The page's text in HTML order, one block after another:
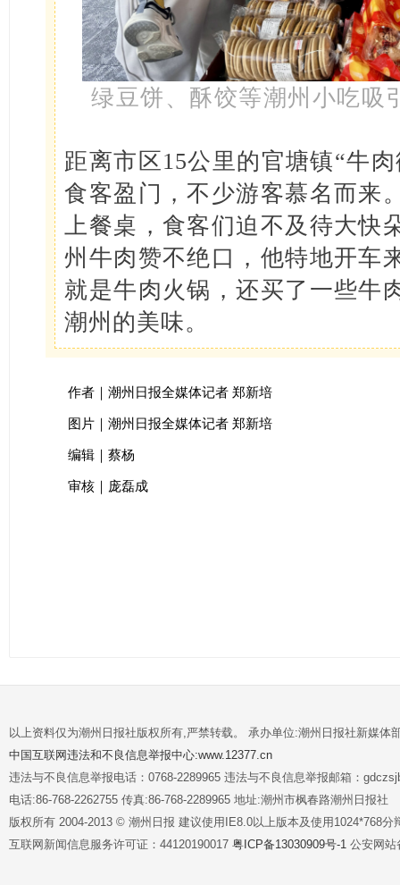
绿豆饼、酥饺等潮州小吃吸
距离市区15公里的官塘镇“牛
食客盈门，不少游客慕名而来
上餐桌，食客们迫不及待大快
州牛肉赞不绝口，他特地开车
就是牛肉火锅，还买了一些牛
潮州的美味。
作者｜潮州日报全媒体记者 郑新培
图片｜潮州日报全媒体记者 郑新培
编辑｜蔡杨
审核｜庞磊成
以上资料仅为潮州日报社版权所有,严禁转载。 承办单位:潮州日报社新媒体
中国互联网违法和不良信息举报中心:www.12377.cn
违法与不良信息举报电话：0768-2289965 违法与不良信息举报邮箱：
电话:86-768-2262755 传真:86-768-2289965 地址:潮州市枫春路潮州日报社
版权所有 2004-2013 © 潮州日报 建议使用IE8.0以上版本及使用1024*768分
互联网新闻信息服务许可证：44120190017 粤ICP备13030909号-1 公安网站